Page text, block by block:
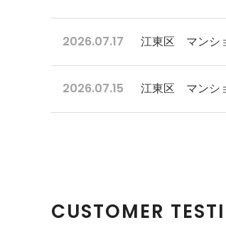
2026.07.17 江東区 マンシ
2026.07.15 江東区 マンシ
CUSTOMER